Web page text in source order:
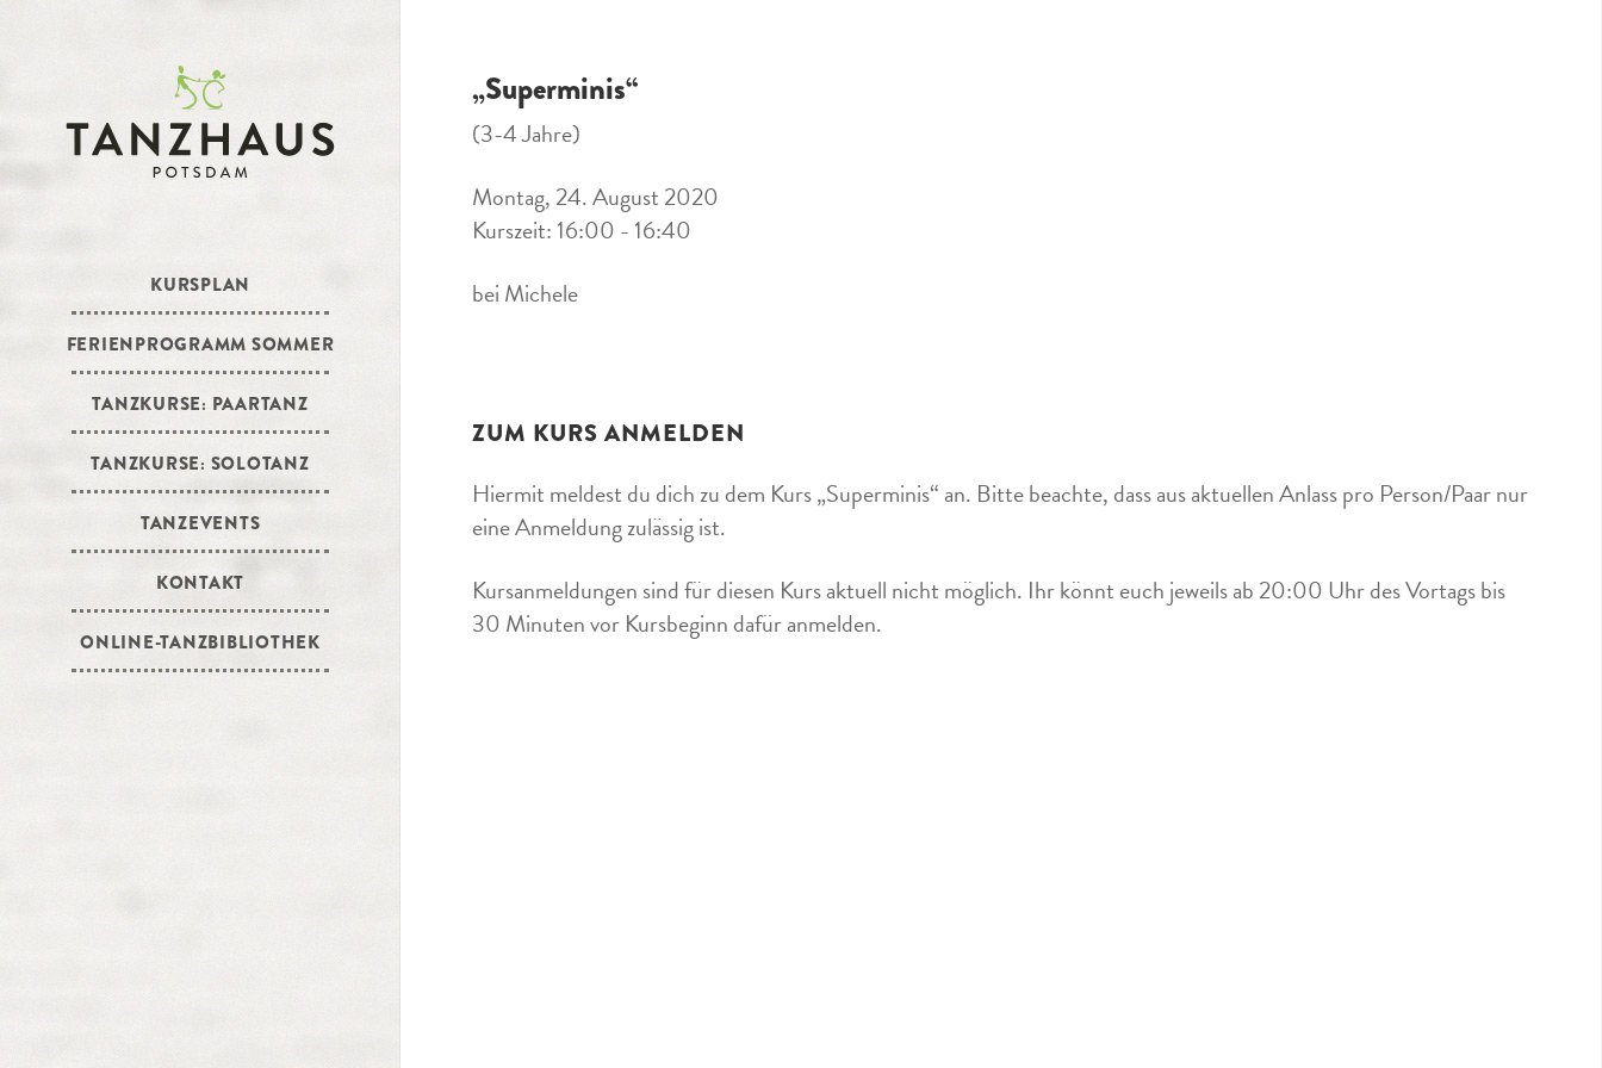
KURSPLAN
FERIENPROGRAMM SOMMER
TANZKURSE: PAARTANZ
TANZKURSE: SOLOTANZ
TANZEVENTS
KONTAKT
ONLINE-TANZBIBLIOTHEK
„Superminis“
(3-4 Jahre)
Montag, 24. August 2020
Kurszeit: 16:00 - 16:40
bei Michele
ZUM KURS ANMELDEN
Hiermit meldest du dich zu dem Kurs „Superminis“ an. Bitte beachte, dass aus aktuellen Anlass pro Person/Paar nur
eine Anmeldung zulässig ist.
Kursanmeldungen sind für diesen Kurs aktuell nicht möglich. Ihr könnt euch jeweils ab 20:00 Uhr des Vortags bis
30 Minuten vor Kursbeginn dafür anmelden.